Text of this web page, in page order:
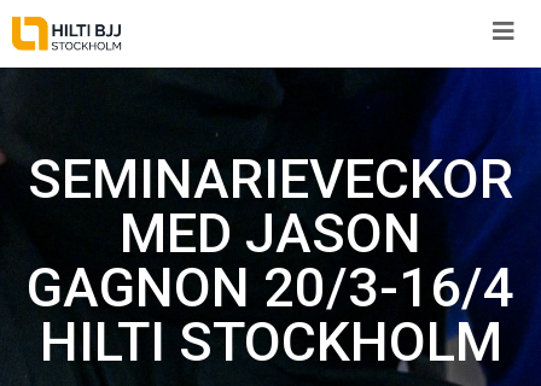
Skip
to
SEMINARIEVECKOR
MED JASON
GAGNON 20/3-16/4
HILTI STOCKHOLM